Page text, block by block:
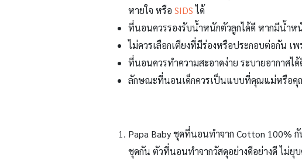
หายใจ หรือ SIDSได้
ที่นอนควรรองรับน้ำหนักตัวลูกได้ดี หากมีน้ำห
ไม่ควรเลือกเตียงที่มีร่องหรือประกอบต่อกัน เ
ที่นอนควรทำความสะอาดง่าย ระบายอากาศ
ลักษณะที่นอนเด็กควรเป็นแบบที่คุณแม่หรือคุณ
Papa Babyชุดที่นอนทำจาก Cotton 100%
ชุดกัน ตัวที่นอนทำจากวัสดุอย่างดีอย่างดี ไม่